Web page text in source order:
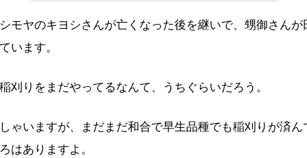
ヤのキヨシさんが亡くなった後を継いで、甥御さんが
います。
刈りをまだやってるなんて、うちぐらいだろう。
ゃいますが、まだまだ和合で早生品種でも稲刈りが済ん
はありますよ。